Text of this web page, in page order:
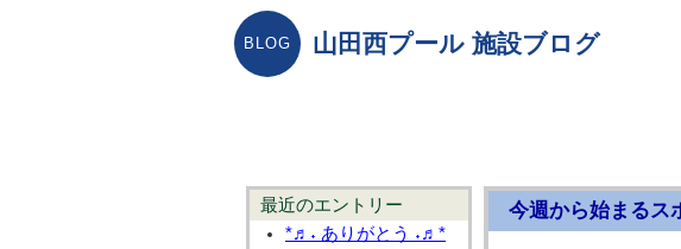
山田西プール 施設ブログ
最近のエントリー
*♬˖ ありがとう ˖♬*
今週から始まるス